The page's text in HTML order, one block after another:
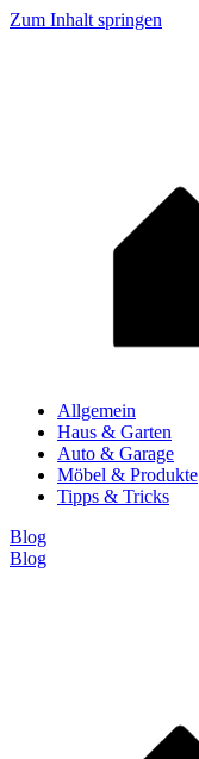
Zum Inhalt springen
Allgemein
Haus & Garten
Auto & Garage
Möbel & Produkte
Tipps & Tricks
Blog
Blog